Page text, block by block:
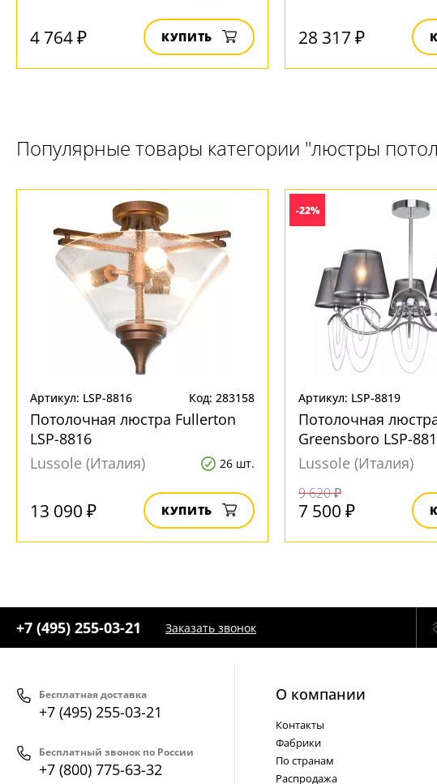
4 764 ₽ КУПИТЬ 28 317 ₽
Популярные товары категории "люстры
Артикул: LSP-8816 Код: 283158
Потолочная люстра Fullerton
LSP-8816
Lussole (Италия)
26 шт.
13 090 ₽ КУПИТЬ
-22%
Артикул: LSP-8819
Потолочная
Greensboro LSP-
Lussole (Италия)
9 620 ₽
7 500 ₽
+7 (495) 255-03-21 Заказать звонок
Бесплатная доставка
+7 (495) 255-03-21
Бесплатный звонок по России
+7 (800) 775-63-32
О компании
Контакты
Фабрики
По странам
Распродажа